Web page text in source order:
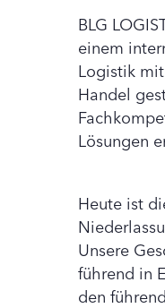
BLG
einem
Logistik
Handel
Lösungen
Heute ist
Unsere
führend in
den